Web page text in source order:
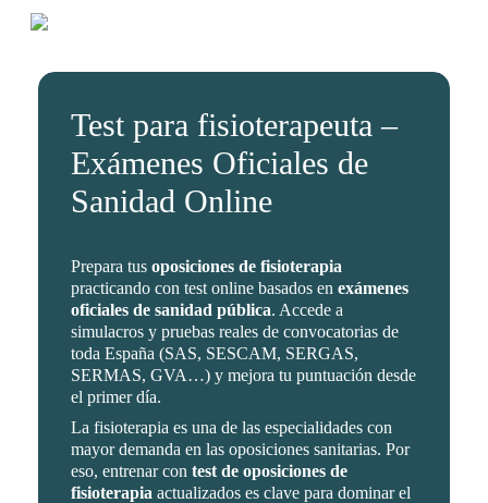
Skip
main
content
Test para fisioterapeuta –
Exámenes Oficiales de
Sanidad Online
Prepara tusoposiciones de fisioterapia
practicando con test online basados enexámenes
oficiales de sanidad pública. Accede a
simulacros y pruebas reales de convocatorias de
toda España (SAS, SESCAM, SERGAS,
SERMAS, GVA…) y mejora tu puntuación desde
el primer día.
La fisioterapia es una de las especialidades con
mayor demanda en las oposiciones sanitarias. Por
eso, entrenar contest de oposiciones de
fisioterapia actualizados es clave para dominar el